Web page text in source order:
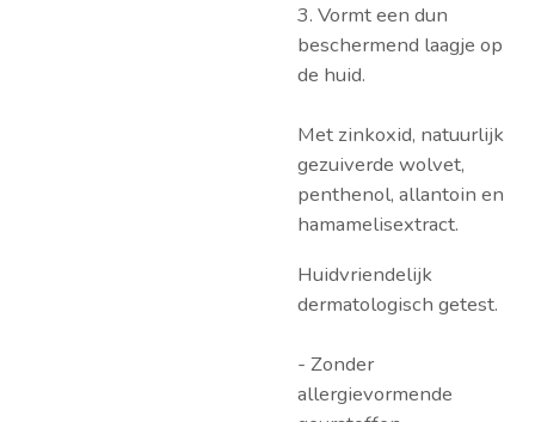
3. Vormt een dun
beschermend laagje op
de huid.
Met zinkoxid, natuurlijk
gezuiverde wolvet,
penthenol, allantoin en
hamamelisextract.
Huidvriendelijk
dermatologisch getest.
- Zonder
allergievormende